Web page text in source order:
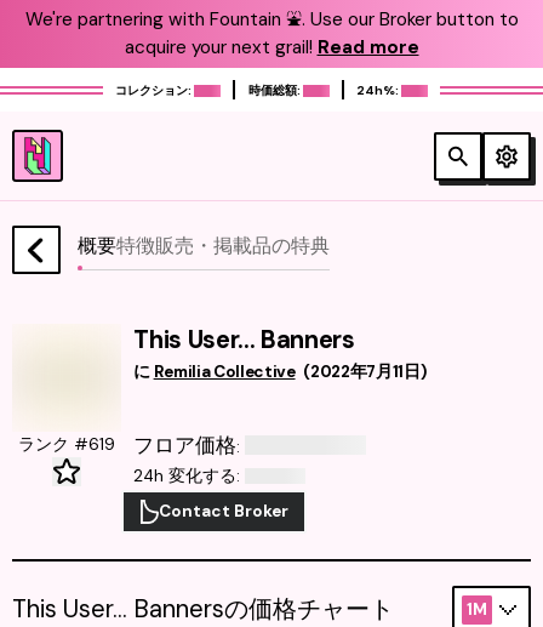
We're partnering with Fountain ⛲️. Use our Broker button to
acquire your next grail! Read more
コレクション: 時価総額: 24h%:
概要特徴販売・掲載品の特典
This User... Banners
に Remilia Collective (2022年7月11日)
ランク #619 フロア価格:
24h 変化する:
Contact Broker
This User... Bannersの価格チャート 1M